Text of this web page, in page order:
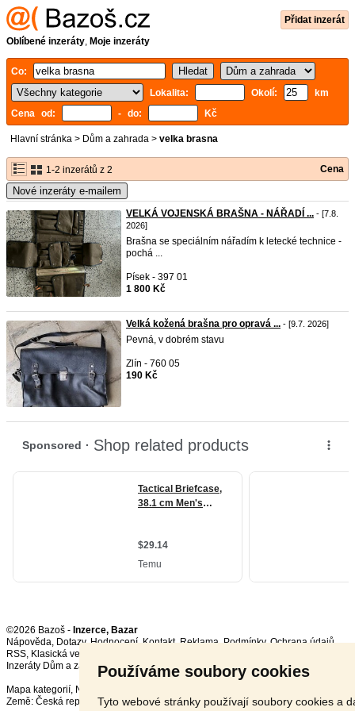
Používáme soubory cookies
Tyto webové stránky používají soubory cookies a
Přidat inzerát
Oblíbené inzeráty, Moje inzeráty
Co:
Lokalita:
Okolí:
km
Cena od:
- do: Kč
Hlavní stránka > Dům a zahrada > velka brasna
1-2 inzerátů z 2 Cena
Nové inzeráty e-mailem
VELKÁ VOJENSKÁ BRAŠNA - NÁŘADÍ ... - [7.8.
2026]
Brašna se speciálním nářadím k letecké technice -
pochá ...
Písek - 397 01
1 800 Kč
Velká kožená brašna pro opravá ... - [9.7. 2026]
Pevná, v dobrém stavu
Zlín - 760 05
190 Kč
©2026 Bazoš - Inzerce, Bazar
Nápověda, Dotazy,Hodnocení,Kontakt,Reklama,Podmínky,Ochrana údajů,
RSS,
Inzeráty Dům a zahrada celkem:123816 , za 24 hodin: 3690
Mapa kategorií, Nejvyhledávanější výrazy
Země: Česká republika,Slovensko, Polsko ,Rakousko